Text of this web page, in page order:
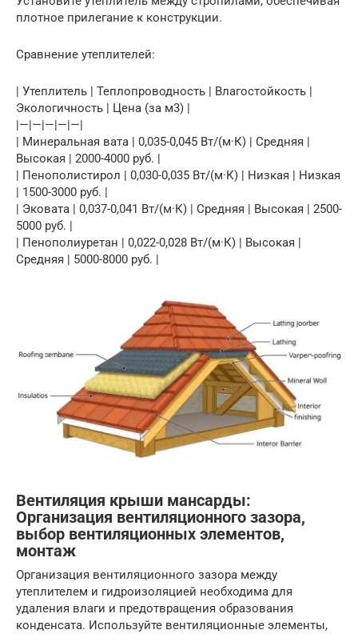
плотное прилегание к конструкции.
Сравнение утеплителей:
| Утеплитель | Теплопроводность | Влагостойкость |
Экологичность | Цена (за м3) |
|—|—|—|—|—|
| Минеральная вата | 0,035-0,045 Вт/(м·К) | Средняя |
Высокая | 2000-4000 руб. |
| Пенополистирол | 0,030-0,035 Вт/(м·К) | Низкая | Низкая
| 1500-3000 руб. |
| Эковата | 0,037-0,041 Вт/(м·К) | Средняя | Высокая | 2500-
5000 руб. |
| Пенополиуретан | 0,022-0,028 Вт/(м·К) | Высокая |
Средняя | 5000-8000 руб. |
Вентиляция крыши мансарды:
Организация вентиляционного зазора,
выбор вентиляционных элементов,
монтаж
Организация вентиляционного зазора между
утеплителем и гидроизоляцией необходима для
удаления влаги и предотвращения образования
конденсата. Используйте вентиляционные элементы,